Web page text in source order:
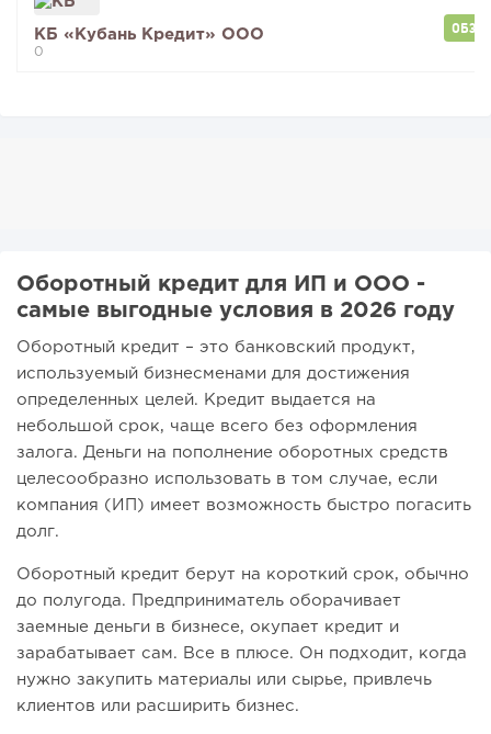
КБ «Кубань Кредит» ООО
0
ОБЗОР
Оборотный кредит для ИП и ООО -
самые выгодные условия в 2026 году
Оборотный кредит – это банковский продукт,
используемый бизнесменами для достижения
определенных целей. Кредит выдается на
небольшой срок, чаще всего без оформления
залога. Деньги на пополнение оборотных средств
целесообразно использовать в том случае, если
компания (ИП) имеет возможность быстро погасить
долг.
Оборотный кредит берут на короткий срок, обычно
до полугода. Предприниматель оборачивает
заемные деньги в бизнесе, окупает кредит и
зарабатывает сам. Все в плюсе. Он подходит, когда
нужно закупить материалы или сырье, привлечь
клиентов или расширить бизнес.